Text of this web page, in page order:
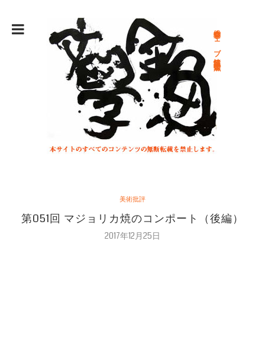
総合文学ウェブ情報誌 文学金魚
美術批評
第051回 マジョリカ焼のコンポート（後編）
2017年12月25日